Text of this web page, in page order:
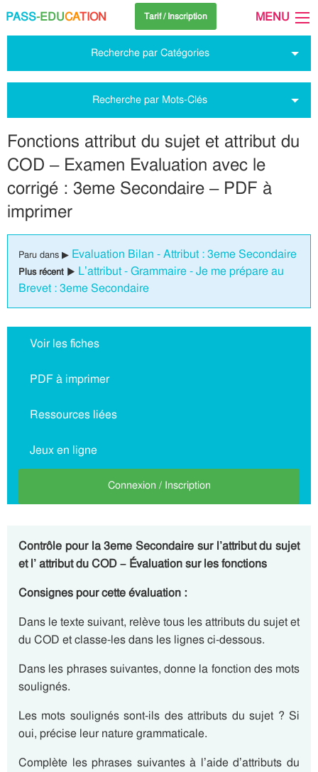
PASS-EDUCATION Tarif / Inscription MENU
Recherche par Catégories
Recherche par Mots-Clés
Fonctions attribut du sujet et attribut du
COD – Examen Evaluation avec le
corrigé : 3eme Secondaire – PDF à
imprimer
Paru dans ▶ Evaluation Bilan - Attribut : 3eme Secondaire
Plus récent ▶ L’attribut - Grammaire - Je me prépare au
Brevet : 3eme Secondaire
Voir les fiches
PDF à imprimer
Ressources liées
Jeux en ligne
Connexion / Inscription
Contrôle pour la 3eme Secondaire sur l’attribut du sujet
et l’ attribut du COD – Évaluation sur les fonctions
Consignes pour cette évaluation :
Dans le texte suivant, relève tous les attributs du sujet et
du COD et classe-les dans les lignes ci-dessous.
Dans les phrases suivantes, donne la fonction des mots
soulignés.
Les mots soulignés sont-ils des attributs du sujet ? Si
oui, précise leur nature grammaticale.
Complète les phrases suivantes à l’aide d’attributs du